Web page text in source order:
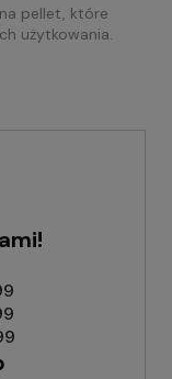
pellet, które
użytkowania.